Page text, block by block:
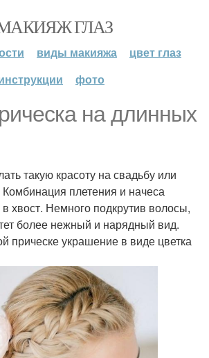
ГЛАЗ
виды макияжа
цвет глаз
фото
на длинных
такую красоту на свадьбу или
плетения и начеса
хвост. Немного подкрутив волосы,
более нежный и нарядный вид.
прическе украшение в виде цветка